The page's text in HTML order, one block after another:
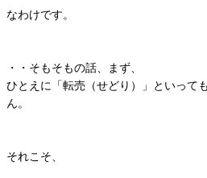
なわけです。
・・そもそもの話、まず、
ひとえに「転売（せどり）」といって
ん。
それこそ、